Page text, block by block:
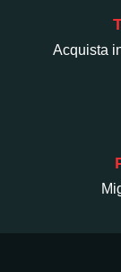
Acquista